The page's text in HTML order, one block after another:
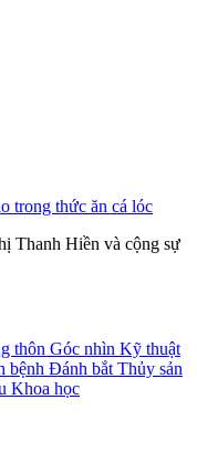
trong thức ăn cá lóc
Thanh Hiền và cộng sự
thôn Góc nhìn Kỹ thuật
bệnh Đánh bắt Thủy sản
Khoa học